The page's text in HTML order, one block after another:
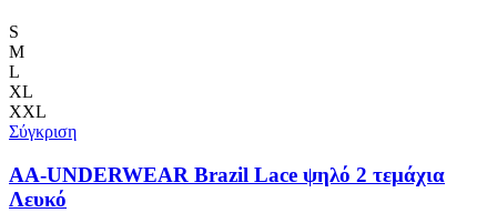
S
M
L
XL
XXL
Σύγκριση
AA-UNDERWEAR Brazil Lace ψηλό 2 τεμάχια
Λευκό